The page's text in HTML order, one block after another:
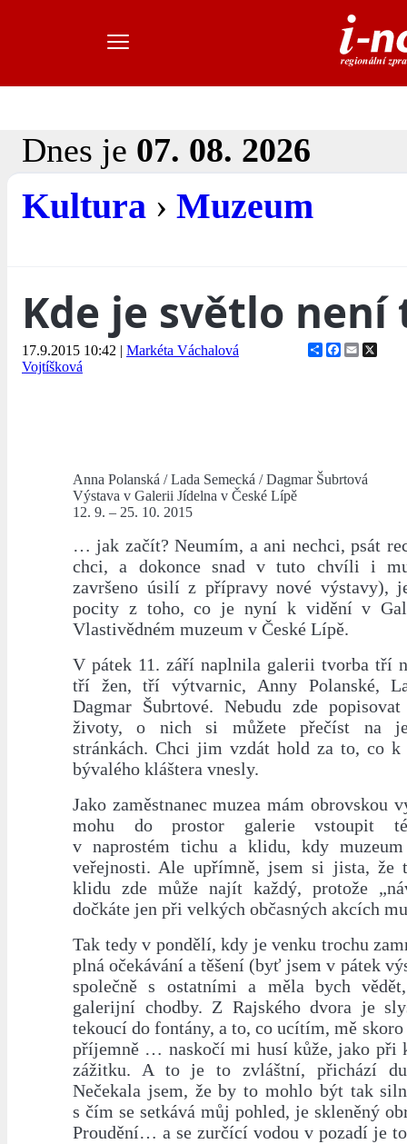
Dnes je 07. 08. 2026
Kultura › Muzeum
Kde je světlo není
17.9.2015 10:42 | Markéta Váchalová
Vojtíšková
ShareFacebook
Email
Anna Polanská / Lada Semecká / Dagmar Šubrtová
Výstava v Galerii Jídelna v České Lípě
12. 9. – 25. 10. 2015
… jak začít? Neumím, a ani nechci, psát
chci, a dokonce snad v tuto chvíli i
završeno úsilí z přípravy nové výstavy),
pocity z toho, co je nyní k vidění v
Vlastivědném muzeum v České Lípě.
V pátek 11. září naplnila galerii tvorba tří
tří žen, tří výtvarnic, Anny Polanské,
Dagmar Šubrtové. Nebudu zde
životy, o nich si můžete přečíst na
stránkách. Chci jim vzdát hold za to, co k
bývalého kláštera vnesly.
Jako zaměstnanec muzea mám obrovskou
mohu do prostor galerie vstoupit
v naprostém tichu a klidu, kdy
veřejnosti. Ale upřímně, jsem si jista, že
klidu zde může najít každý, protože
dočkáte jen při velkých občasných akcích
Tak tedy v pondělí, kdy je venku trochu
plná očekávání a těšení (byť jsem v pátek
společně s ostatními a měla bych
galerijní chodby. Z Rajského dvora je
tekoucí do fontány, a to, co ucítím, mě
příjemně … naskočí mi husí kůže, jako při
zážitku. A to je to zvláštní, přichází
Nečekala jsem, že by to mohlo být tak
s čím se setkává můj pohled, je skleněný
Proudění… a se zurčící vodou v pozadí je